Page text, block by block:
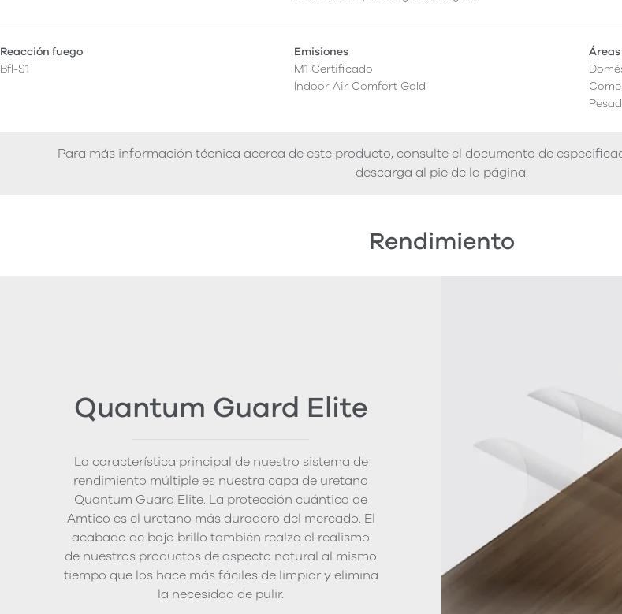
Reacción fuego
Bfl-S1
Emisiones
M1 Certificado
Indoor Air Comfort Gold
Para más información técnica acerca de este producto, consulte el documento de
descarga al pie de la página.
Rendimiento
Quantum Guard Elite
La característica principal de nuestro sistema de
rendimiento múltiple es nuestra capa de uretano
Quantum Guard Elite. La protección cuántica de
Amtico es el uretano más duradero del mercado. El
acabado de bajo brillo también realza el realismo
de nuestros productos de aspecto natural al mismo
tiempo que los hace más fáciles de limpiar y elimina
la necesidad de pulir.